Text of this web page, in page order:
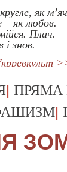
як
як любов.
Плач.
і знов.
| ПРЯМА
|